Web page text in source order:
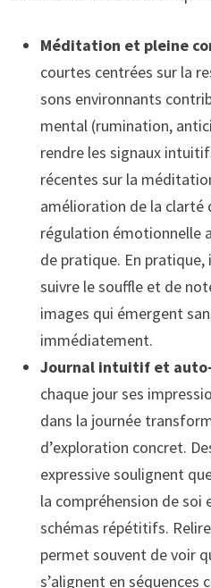
Méditation et pleine
courtes centrées sur la
sons environnants
mental (rumination,
rendre les signaux
récentes sur la
amélioration de la clarté
régulation émotionnelle
de pratique. En pratique,
suivre le souffle et de
images qui émergent
immédiatement.
Journal intuitif et
chaque jour ses
dans la journée
d’exploration concret.
expressive soulignent
la compréhension de soi
schémas répétitifs.
permet souvent de voir
s’alignent en séquences